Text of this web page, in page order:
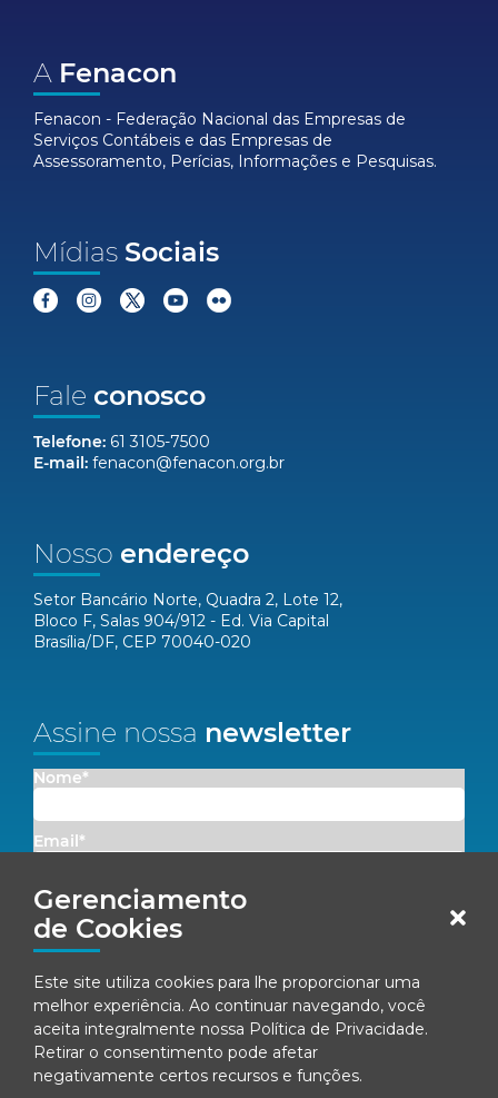
Gerenciamento
de Cookies
Este site utiliza cookies para lhe proporcionar uma
melhor experiência. Ao continuar navegando, você
aceita integralmente nossa Política de Privacidade.
Retirar o consentimento pode afetar
negativamente certos recursos e funções.
A Fenacon
Fenacon - Federação Nacional das Empresas de
Serviços Contábeis e das Empresas de
Assessoramento, Perícias, Informações e Pesquisas.
Mídias Sociais
Fale conosco
Telefone: 61 3105-7500
E-mail: fenacon@fenacon.org.br
Nosso endereço
Setor Bancário Norte, Quadra 2, Lote 12,
Bloco F, Salas 904/912 - Ed. Via Capital
Brasília/DF, CEP 70040-020
Assine nossa newsletter
Nome*
Email*
Concordo em receber comunicações da Fenacon.
Ao se inscrever, você concorda com nossa Política de Privacidade